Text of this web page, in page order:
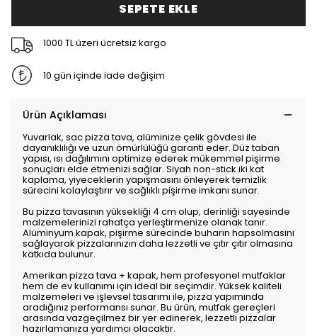
SEPETE EKLE
1000 TL üzeri ücretsiz kargo
10 gün içinde iade değişim
Ürün Açıklaması
Yuvarlak, sac pizza tava, alüminize çelik gövdesi ile
dayanıklılığı ve uzun ömürlülüğü garanti eder. Düz taban
yapısı, ısı dağılımını optimize ederek mükemmel pişirme
sonuçları elde etmenizi sağlar. Siyah non-stick iki kat
kaplama, yiyeceklerin yapışmasını önleyerek temizlik
sürecini kolaylaştırır ve sağlıklı pişirme imkanı sunar.
Bu pizza tavasının yüksekliği 4 cm olup, derinliği sayesinde
malzemelerinizi rahatça yerleştirmenize olanak tanır.
Alüminyum kapak, pişirme sürecinde buharın hapsolmasını
sağlayarak pizzalarınızın daha lezzetli ve çıtır çıtır olmasına
katkıda bulunur.
Amerikan pizza tava + kapak, hem profesyonel mutfaklar
hem de ev kullanımı için ideal bir seçimdir. Yüksek kaliteli
malzemeleri ve işlevsel tasarımı ile, pizza yapımında
aradığınız performansı sunar. Bu ürün, mutfak gereçleri
arasında vazgeçilmez bir yer edinerek, lezzetli pizzalar
hazırlamanıza yardımcı olacaktır.